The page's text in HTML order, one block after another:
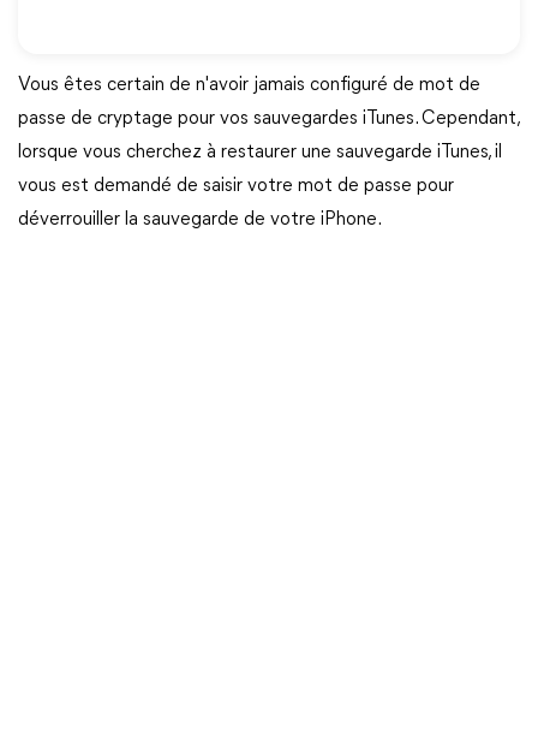
Vous êtes certain de n'avoir jamais configuré de mot de
passe de cryptage pour vos sauvegardes iTunes. Cependant,
lorsque vous cherchez à restaurer une sauvegarde iTunes, il
vous est demandé de saisir votre mot de passe pour
déverrouiller la sauvegarde de votre iPhone.